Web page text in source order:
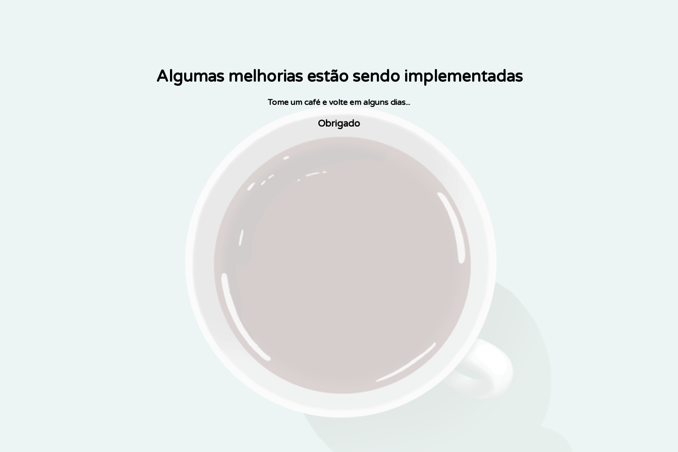
Algumas melhorias estão sendo implementadas
Tome um café e volte em alguns dias...
Obrigado